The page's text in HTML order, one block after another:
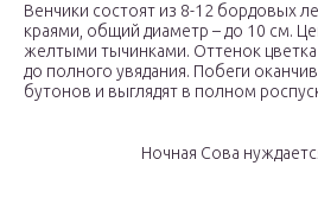
Венчики состоят из 8-12 бордовых
краями, общий диаметр – до 10 см.
желтыми тычинками. Оттенок
до полного увядания. Побеги
бутонов и выглядят в полном
Ночная Сова